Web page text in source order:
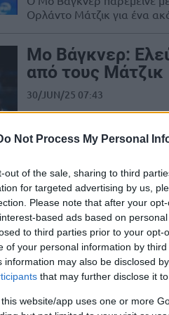
Not Process My Personal
out of the sale, sharing to third
for targeted advertising by us,
Please note that after your
based ads based on
to third parties prior to your
of your personal information by
information may also be disclosed
that may further disclose it
website/app uses one or more
Ορλάντο Μάτζικ για ένα
Μο Βάγκνερ:
από τους Μάτζικ
30/JUN/25 07:43
τους Μάτζικ, που δεν
team option για τη νέα
Μο Βάγκνερ: Νοκ
για φέτος με
χιαστού
23/DEC/24 09:02
Ο Μο Βάγκνερ υπέστη ρήξη
υπόλοιπο της σεζόν...